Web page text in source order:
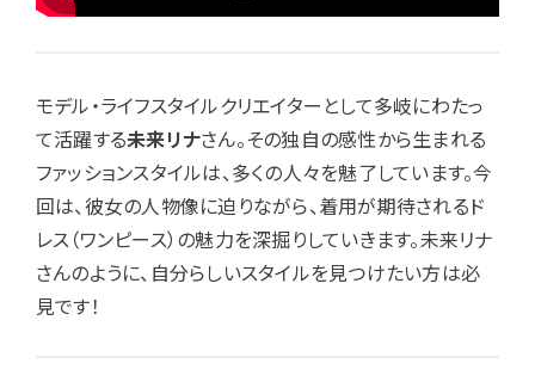
モデル・ライフスタイルクリエイターとして多岐にわたっ
て活躍する未来リナさん。その独自の感性から生まれる
ファッションスタイルは、多くの人々を魅了しています。今
回は、彼女の人物像に迫りながら、着用が期待されるド
レス（ワンピース）の魅力を深掘りしていきます。未来リナ
さんのように、自分らしいスタイルを見つけたい方は必
見です！